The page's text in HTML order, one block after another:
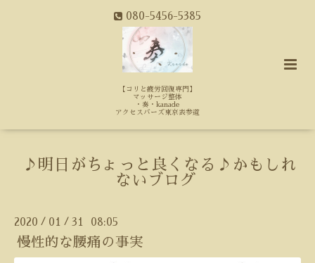
080-5456-5385
【コリと疲労回復専門】
マッサージ整体
・奏・kanade
アクセスバーズ東京表参道
♪明日がちょっと良くなる♪かもしれ
ないブログ
2020 / 01 / 31 08:05
慢性的な腰痛の事実